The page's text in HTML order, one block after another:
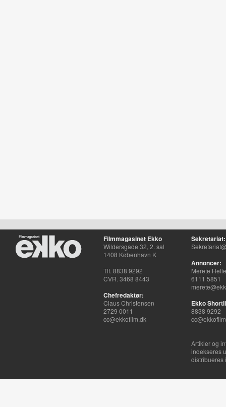
Filmmagasinet Ekko
Wildersgade 32, 2. sal
1408 København K
Tlf. 8838 9292
CVR. 3468 8443
Chefredaktør:
Claus Christensen
2729 0011
cc@ekkofilm.dk
Sekretariat:
Annoncer:
Merete
6111 5851
Ekko
8838 9292
Artikler og
indekseres
distribueres